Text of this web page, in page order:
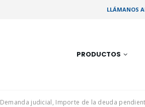
LLÁMANOS
PRODUCTOS
Demanda judicial, Importe de la deuda